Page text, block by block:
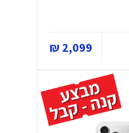
2,099 ₪